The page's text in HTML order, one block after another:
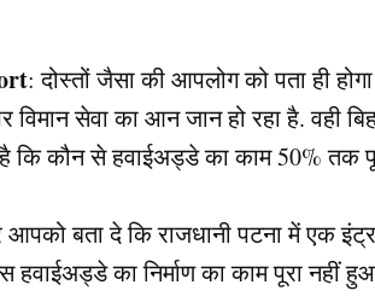
: दोस्तों जैसा की आपलोग को पता ही
सेवा का आन जान हो रहा है. वही
कि कौन से हवाईअड्डे का काम 50% तक
बता दे कि राजधानी पटना में एक
का निर्माण का काम पूरा नहीं